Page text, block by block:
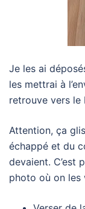
Je les ai
les mettrai à
retrouve vers le
Attention, ça
échappé et du
devaient. C’est
photo où on les